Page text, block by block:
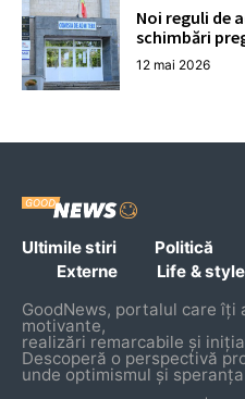
Noi reguli de
schimbări
12 mai 2026
Ultimile stiri Politică
Externe
Life & style
GoodNews, portalul care îți
motivante,
realizări remarcabile și
Descoperă o perspectivă
unde optimismul și